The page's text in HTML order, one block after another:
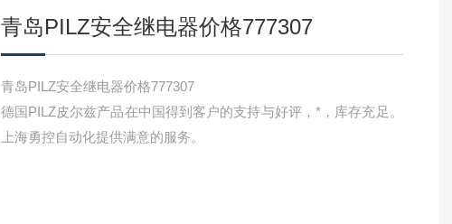
青岛PILZ安全继电器价格777307
青岛PILZ安全继电器价格777307
德国PILZ皮尔兹产品在中国得到客户的支持与好评，*，库存充足。
上海勇控自动化提供满意的服务。